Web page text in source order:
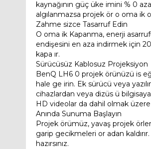
kaynağının güç üke imini % 0
algılanmazsa projek ör o oma ik
Zahme sizce Tasarruf Edin
O oma ik Kapanma, enerji
endişesini en aza indirmek için 20
kapa ır.
Sürücüsüz Kablosuz Projeksiyon
BenQ LH6 0 projek örünüzü is
hale ge irin. Ek sürücü veya
cihazlardan veya dizüs ü
HD videolar da dahil olmak
Anında Sunuma Başlayın
Projek örümüz, yavaş projek
garip gecikmeleri or adan
hazırsınız.